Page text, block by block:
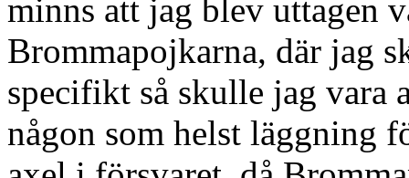
minns att jag blev uttagen
Brommapojkarna, där jag
specifikt så skulle jag vara
någon som helst läggning